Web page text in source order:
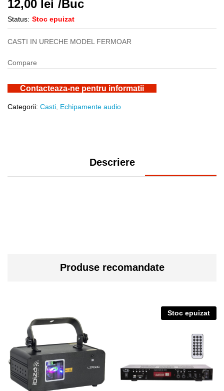
12,00 lei /Buc
Status: Stoc epuizat
CASTI IN URECHE MODEL FERMOAR
Compare
Contacteaza-ne pentru informatii
Categorii: Casti Echipamente audio
Descriere
Produse recomandate
Stoc epuizat